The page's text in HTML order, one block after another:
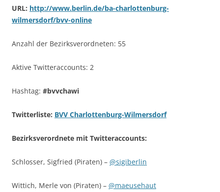
URL: http://www.berlin.de/ba-charlottenburg-
wilmersdorf/bvv-online
Anzahl der Bezirksverordneten: 55
Aktive Twitteraccounts: 2
Hashtag: #bvvchawi
Twitterliste: BVV Charlottenburg-Wilmersdorf
Bezirksverordnete mit Twitteraccounts:
Schlosser, Sigfried (Piraten) – @sigiberlin
Wittich, Merle von (Piraten) – @maeusehaut